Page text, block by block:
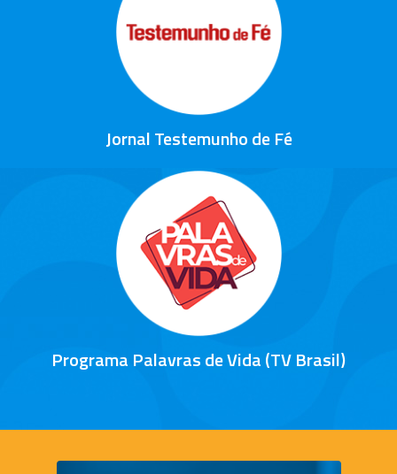
Jornal Testemunho de Fé
Programa Palavras de Vida (TV Brasil)